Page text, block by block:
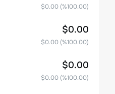
$0.00(%100.00)
$0.00
$0.00(%100.00)
$0.00
$0.00(%100.00)